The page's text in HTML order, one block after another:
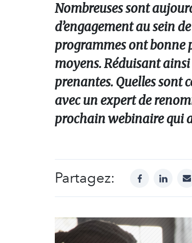
Nombreuses sont
d’engagement au sein
programmes ont bonne
moyens. Réduisant
prenantes. Quelles sont
avec un expert de
prochain webinaire qui
Partagez: facebooklinkedin